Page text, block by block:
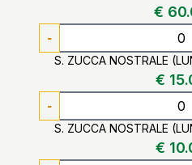
€
-
S. ZUCCA NOSTRALE
€
-
S. ZUCCA NOSTRALE
€